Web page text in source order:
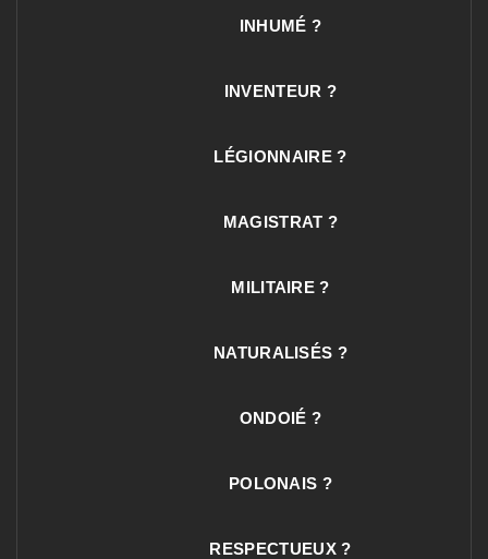
INHUMÉ ?
INVENTEUR ?
LÉGIONNAIRE ?
MAGISTRAT ?
MILITAIRE ?
NATURALISÉS ?
ONDOIÉ ?
POLONAIS ?
RESPECTUEUX ?